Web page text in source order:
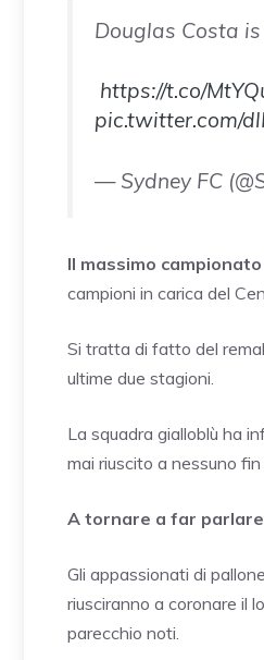
Douglas Costa
https://t.co/
pic.twitter.com/
— Sydney FC
Il massimo
campioni in carica del
Si tratta di fatto del
ultime due stagioni.
La squadra gialloblù ha
mai riuscito a nessuno fin
A tornare a far
Gli appassionati di
riusciranno a coronare il
parecchio noti.